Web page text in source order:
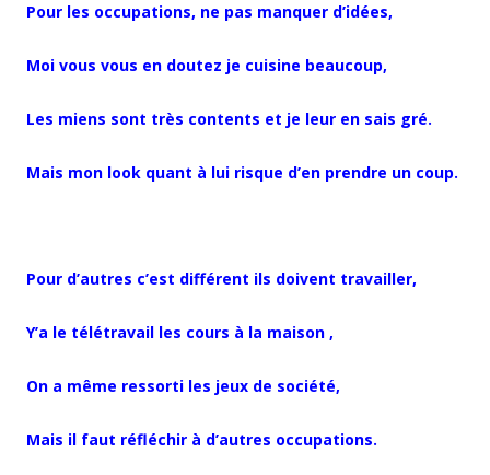
Pour les occupations, ne pas manquer d’idées,
Moi vous vous en doutez je cuisine beaucoup,
Les miens sont très contents et je leur en sais gré.
Mais mon look quant à lui risque d’en prendre un coup.
Pour d’autres c’est différent ils doivent travailler,
Y’a le télétravail les cours à la maison ,
On a même ressorti les jeux de société,
Mais il faut réfléchir à d’autres occupations.